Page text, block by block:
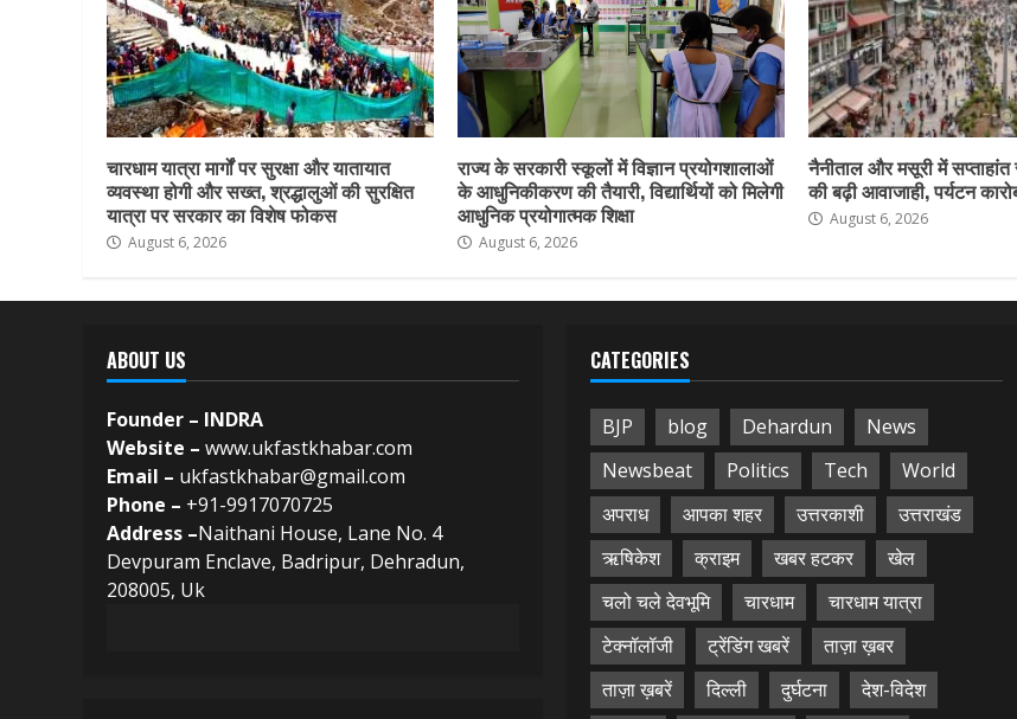
चारधाम यात्रा मार्गों पर सुरक्षा और यातायात
व्यवस्था होगी और सख्त, श्रद्धालुओं की सुरक्षित
यात्रा पर सरकार का विशेष फोकस
August 6, 2026
राज्य के सरकारी स्कूलों में विज्ञान प्रयोगशालाओं
के आधुनिकीकरण की तैयारी, विद्यार्थियों को मिलेगी
आधुनिक प्रयोगात्मक शिक्षा
August 6, 2026
नैनीताल और मसूरी में
की बढ़ी आवाजाही, पर्यटन
August 6, 2026
ABOUT US
Founder – INDRA
Website – www.ukfastkhabar.com
Email – ukfastkhabar@gmail.com
Phone – +91-9917070725
Address –Naithani House, Lane No. 4
Devpuram Enclave, Badripur, Dehradun,
208005, Uk
CATEGORIES
BJP blog Dehardun
News
Newsbeat
Politics Tech
World
अपराध
आपका शहर उत्तरकाशी
उत्तराखंड
ऋषिकेश
क्राइम खबर हटकर
खेल
चलो चले देवभूमि
चारधाम
चारधाम यात्रा
टेक्नॉलॉजी
ट्रेंडिंग खबरें
ताज़ा ख़बर
ताज़ा ख़बरें
दिल्ली दुर्घटना
देश-विदेश